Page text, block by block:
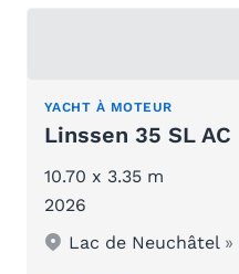
YACHT À MOTEUR
Linssen 35 SL AC
10.70 x 3.35 m
2026
Lac de Neuchâtel»